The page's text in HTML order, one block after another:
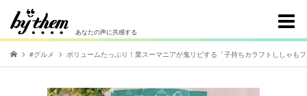
あなたの声に共感する
#グルメ ボリュームたっぷり！業スーマニアが鬼リピする「子持ちカラフトししゃも